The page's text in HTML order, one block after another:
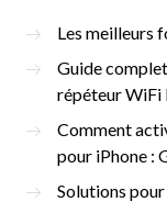
Les meilleurs
Guide
répéteur WiFi
Comment
pour iPhone :
Solutions